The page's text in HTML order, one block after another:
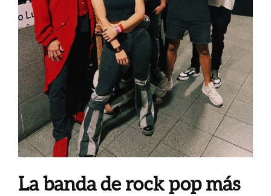
La banda de rock pop más